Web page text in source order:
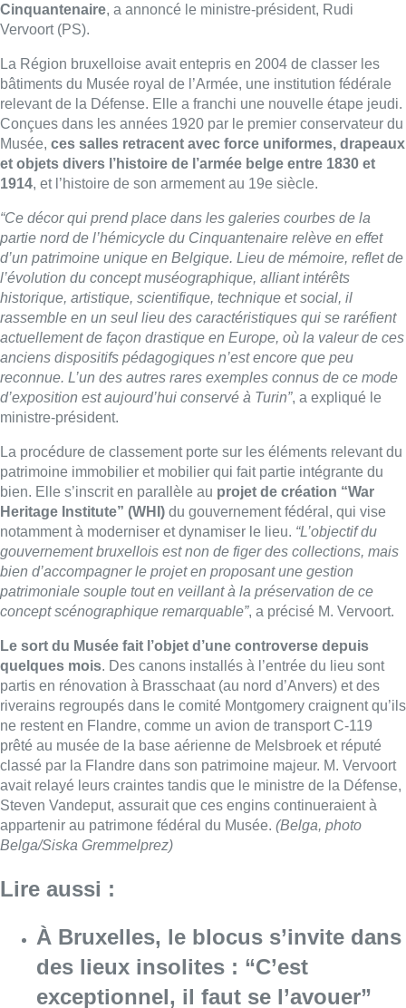
Cinquantenaire, a annoncé le ministre-président, Rudi
Vervoort (PS).
La Région bruxelloise avait entepris en 2004 de classer les
bâtiments du Musée royal de l’Armée, une institution fédérale
relevant de la Défense. Elle a franchi une nouvelle étape jeudi.
Conçues dans les années 1920 par le premier conservateur du
Musée, ces salles retracent avec force uniformes, drapeaux
et objets divers l’histoire de l’armée belge entre 1830 et
1914, et l’histoire de son armement au 19e siècle.
“Ce décor qui prend place dans les galeries courbes de la
partie nord de l’hémicycle du Cinquantenaire relève en effet
d’un patrimoine unique en Belgique. Lieu de mémoire, reflet de
l’évolution du concept muséographique, alliant intérêts
historique, artistique, scientifique, technique et social, il
rassemble en un seul lieu des caractéristiques qui se raréfient
actuellement de façon drastique en Europe, où la valeur de ces
anciens dispositifs pédagogiques n’est encore que peu
reconnue. L’un des autres rares exemples connus de ce mode
d’exposition est aujourd’hui conservé à Turin”, a expliqué le
ministre-président.
La procédure de classement porte sur les éléments relevant du
patrimoine immobilier et mobilier qui fait partie intégrante du
bien. Elle s’inscrit en parallèle au projet de création “War
Heritage Institute” (WHI) du gouvernement fédéral, qui vise
notamment à moderniser et dynamiser le lieu. “L’objectif du
gouvernement bruxellois est non de figer des collections, mais
bien d’accompagner le projet en proposant une gestion
patrimoniale souple tout en veillant à la préservation de ce
concept scénographique remarquable”, a précisé M. Vervoort.
Le sort du Musée fait l’objet d’une controverse depuis
quelques mois. Des canons installés à l’entrée du lieu sont
partis en rénovation à Brasschaat (au nord d’Anvers) et des
riverains regroupés dans le comité Montgomery craignent qu’ils
ne restent en Flandre, comme un avion de transport C-119
prêté au musée de la base aérienne de Melsbroek et réputé
classé par la Flandre dans son patrimoine majeur. M. Vervoort
avait relayé leurs craintes tandis que le ministre de la Défense,
Steven Vandeput, assurait que ces engins continueraient à
appartenir au patrimone fédéral du Musée. (Belga, photo
Belga/Siska Gremmelprez)
Lire aussi :
À Bruxelles, le blocus s’invite dans
des lieux insolites : “C’est
exceptionnel, il faut se l’avouer”